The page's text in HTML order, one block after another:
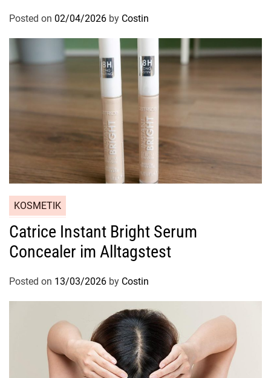
Posted on 02/04/2026 by Costin
KOSMETIK
Catrice Instant Bright Serum
Concealer im Alltagstest
Posted on 13/03/2026 by Costin